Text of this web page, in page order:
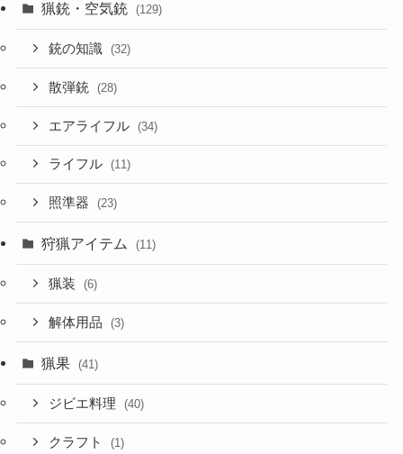
猟銃・空気銃 (129)
銃の知識 (32)
散弾銃 (28)
エアライフル (34)
ライフル (11)
照準器 (23)
狩猟アイテム (11)
猟装 (6)
解体用品 (3)
猟果 (41)
ジビエ料理 (40)
クラフト (1)